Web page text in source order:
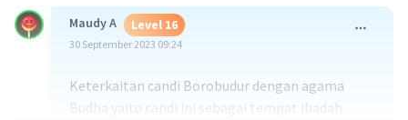
Maudy A Level 16
30 September 2023 09:24
Keterkaitan candi Borobudur dengan agama
Budha yaitu candi ini sebagai tempat ibadah